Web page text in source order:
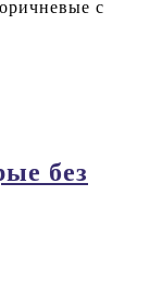
с
без